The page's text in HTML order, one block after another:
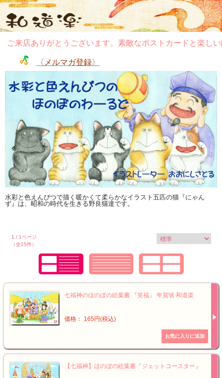
来店ありがとうございます。素敵なポストカードと楽しいぽ
〈メルマガ登録〉
水彩と色えんぴつで描く暖かくて柔らかなイラスト五匹の猫『にゃん
ず』は、昭和の時代を生きる野良猫達です。
1 / 1ページ
（全15件）
七福神のほのぼの絵葉書 『笑福』 年賀状 和道楽
価格： 165円(税込)
【七福神】ほのぼの絵葉書『ジェットコースター』